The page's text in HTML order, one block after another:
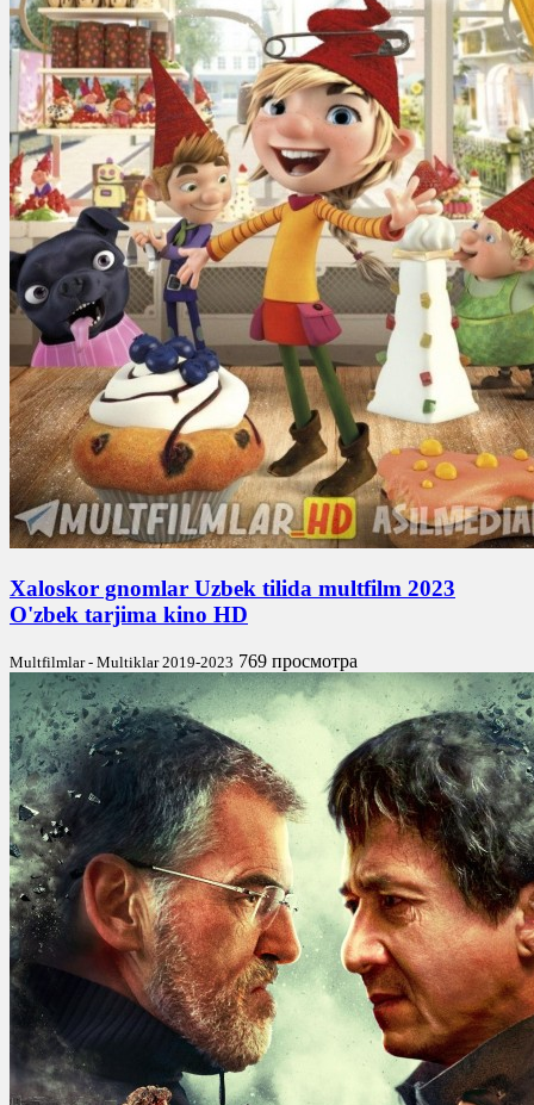
Xaloskor gnomlar Uzbek tilida multfilm 2023
O'zbek tarjima kino HD
Multfilmlar - Multiklar 2019-2023 769 просмотра